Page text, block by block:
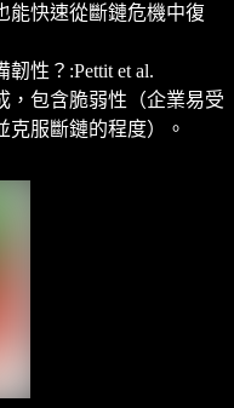
能快速從斷鏈危機中復
性？:Pettit et al.
，包含脆弱性（企業易受
克服斷鏈的程度）。